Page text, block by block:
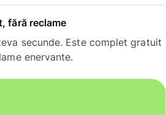
fără reclame
secunde. Este complet gratuit
enervante.